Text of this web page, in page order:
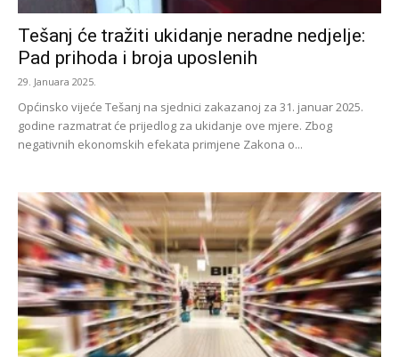
Tešanj će tražiti ukidanje neradne nedjelje:
Pad prihoda i broja uposlenih
29. Januara 2025.
Općinsko vijeće Tešanj na sjednici zakazanoj za 31. januar 2025.
godine razmatrat će prijedlog za ukidanje ove mjere. Zbog
negativnih ekonomskih efekata primjene Zakona o...